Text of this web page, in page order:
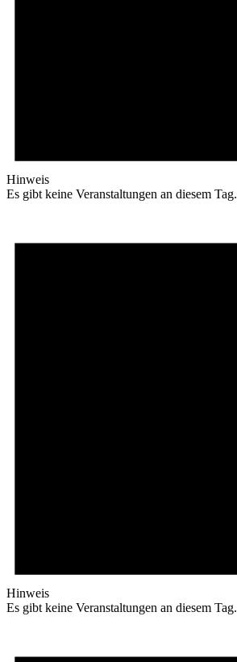
Hinweis
Es gibt keine Veranstaltungen an diesem Tag.
Hinweis
Es gibt keine Veranstaltungen an diesem Tag.